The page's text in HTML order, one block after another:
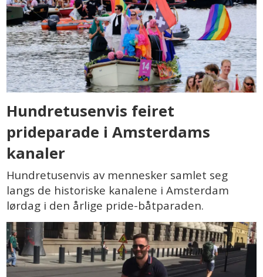
Hundretusenvis feiret
prideparade i Amsterdams
kanaler
Hundretusenvis av mennesker samlet seg
langs de historiske kanalene i Amsterdam
lørdag i den årlige pride-båtparaden.